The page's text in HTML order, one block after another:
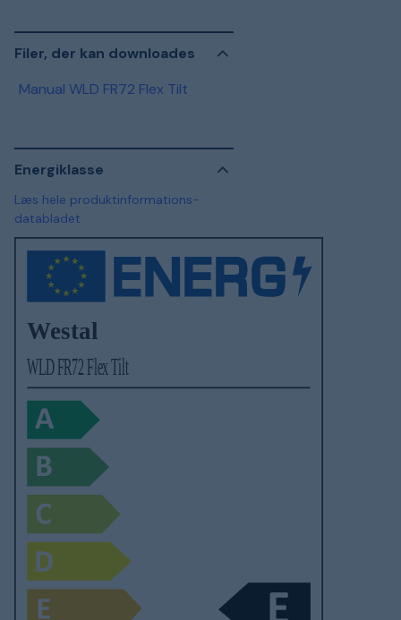
Filer, der kan downloades
Manual WLD FR72 Flex Tilt
Energiklasse
Læs hele produktinformations-
databladet